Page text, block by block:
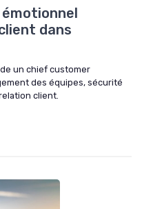
dans
un chief customer
des équipes, sécurité
client.